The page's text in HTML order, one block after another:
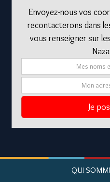
Envoyez-nous vos
recontacterons dans
vous renseigner sur
Je
QUI